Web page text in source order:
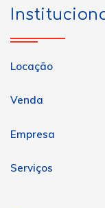
Locação
Venda
Empresa
Serviços